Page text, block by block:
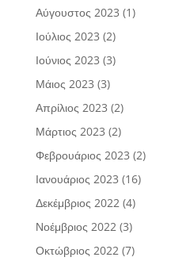
Αύγουστος 2023 (1)
Ιούλιος 2023 (2)
Ιούνιος 2023 (3)
Μάιος 2023 (3)
Απρίλιος 2023 (2)
Μάρτιος 2023 (2)
Φεβρουάριος 2023 (2)
Ιανουάριος 2023 (16)
Δεκέμβριος 2022(4)
Νοέμβριος 2022(3)
Οκτώβριος 2022(7)